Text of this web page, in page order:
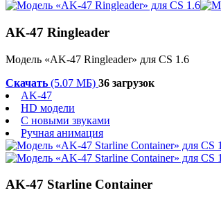
AK-47 Ringleader
Модель «AK-47 Ringleader» для CS 1.6
Скачать (5.07 МБ) 36 загрузок
AK-47
HD модели
С новыми звуками
Ручная анимация
AK-47 Starline Container